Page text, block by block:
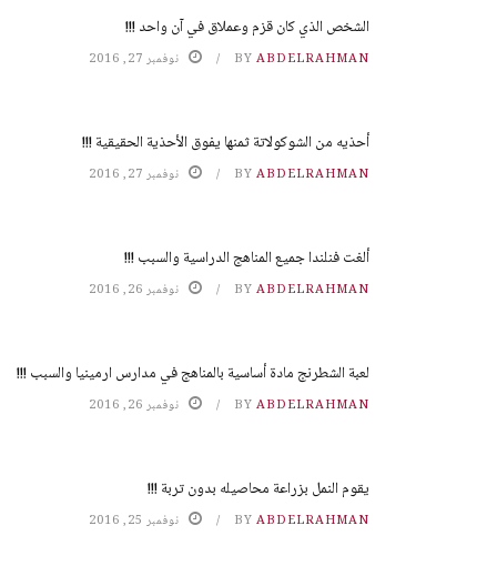
الشخص الذي كان قزم وعملاق في آن واحد !!!
BY ABDELRAHMAN نوفمبر 27, 2016
أحذيه من الشوكولاتة ثمنها يفوق الأحذية الحقيقية !!!
BY ABDELRAHMAN نوفمبر 27, 2016
ألغت فنلندا جميع المناهج الدراسية والسبب !!!
BY ABDELRAHMAN نوفمبر 26, 2016
لعبة الشطرنج مادة أساسية بالمناهج في مدارس ارمينيا والسبب !!!
BY ABDELRAHMAN نوفمبر 26, 2016
يقوم النمل بزراعة محاصيله بدون تربة !!!
BY ABDELRAHMAN نوفمبر 25, 2016